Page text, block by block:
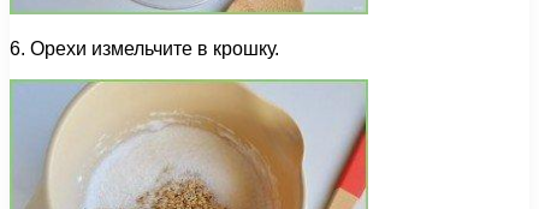
6. Орехи измельчите в крошку.